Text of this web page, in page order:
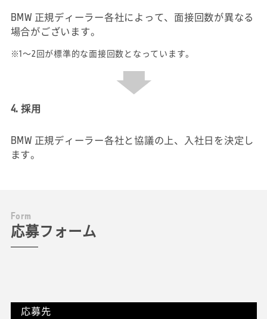
BMW 正規ディーラー各社によって、面接回数が異なる
場合がございます。
※1～2回が標準的な面接回数となっています。
4. 採用
BMW 正規ディーラー各社と協議の上、入社日を決定し
ます。
Form
応募フォーム
応募先